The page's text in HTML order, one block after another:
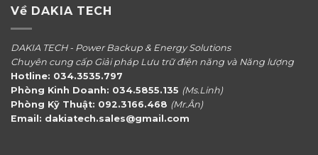
Về DAKIA TECH
DAKIA TECH - Power Backup & Energy Solutions
Chuyên cung cấp Giải pháp Lưu trữ điện năng và Năng lượng
Hotline: 034.3535.797
Phòng Kinh Doanh: 034.5855.135 (Ms.Linh)
Phòng Kỹ Thuật: 092.3166.468 (Mr.Ân)
Email: dakiatech.sales@gmail.com